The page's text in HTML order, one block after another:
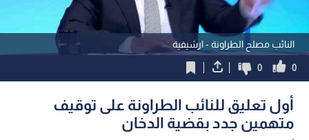
النائب مصلح الطراونة - ارشيفية
0
0
أول تعليق للنائب الطراونة على توقيف
متهمين جدد بقضية الدخان